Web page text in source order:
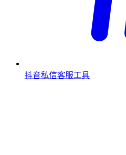
抖音私信客服工具